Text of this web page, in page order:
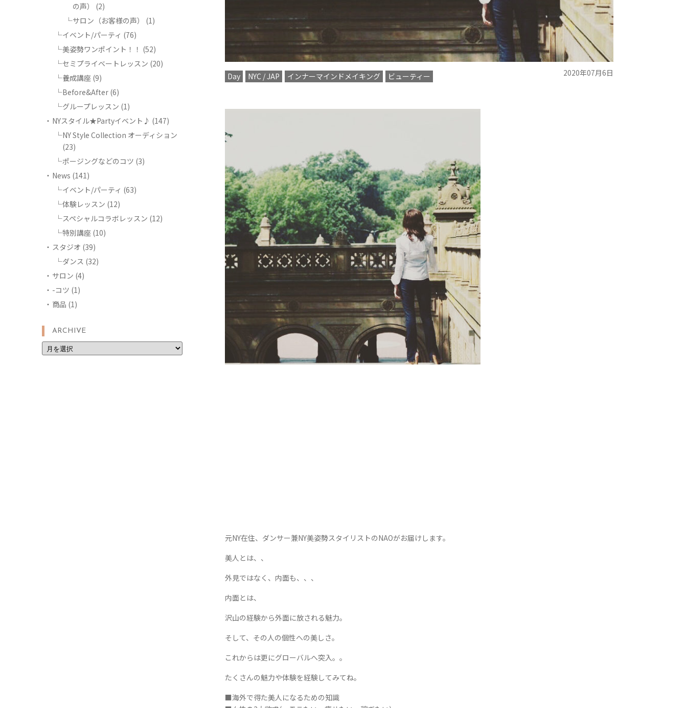
の声）
(2)
サロン（お客様の声）
(1)
イベント/パーティ (76)
美姿勢ワンポイント！！ (52)
セミプライベートレッスン (20)
養成講座 (9)
Before&After (6)
グループレッスン (1)
NYスタイル★Partyイベント♪ (147)
NY Style Collection オーディション
(23)
ポージングなどのコツ (3)
News (141)
イベント/パーティ (63)
体験レッスン (12)
スペシャルコラボレッスン (12)
特別講座 (10)
スタジオ (39)
ダンス (32)
サロン (4)
-コツ (1)
商品 (1)
ARCHIVE
Day NYC / JAP インナーマインドメイキング ビューティー 2020年07月6日
元NY在住、ダンサー兼NY美姿勢スタイリストのNAOがお届けします。
美人とは、、
外見ではなく、内面も、、、
内面とは、
沢山の経験から外面に放される魅力。
そして、その人の個性への美しさ。
これからは更にグローバルへ突入。。
たくさんの魅力や体験を経験してみてね。
■海外で得た美人になるための知識